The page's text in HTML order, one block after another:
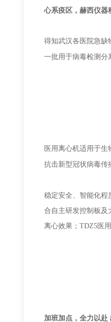
心系疫区，赫西仪器
得知武汉各医院急缺
一批用于病毒检测分
医用离心机适用于生
抗击新型冠状病毒传
稳定安全、智能化程
合自主研发控制板及
离心效果 ；TDZ5 医
加班加点，全力以赴